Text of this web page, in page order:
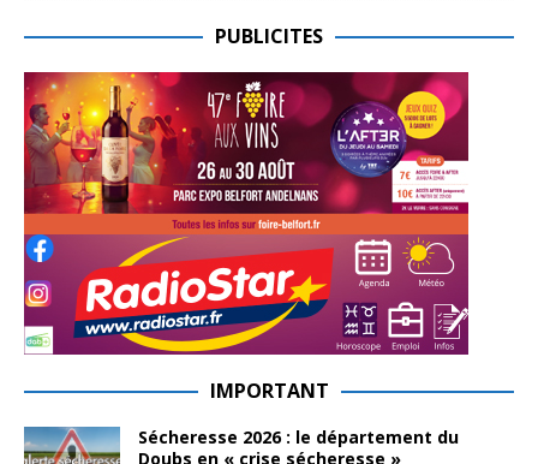
PUBLICITES
IMPORTANT
Sécheresse 2026 : le département du
Doubs en « crise sécheresse »